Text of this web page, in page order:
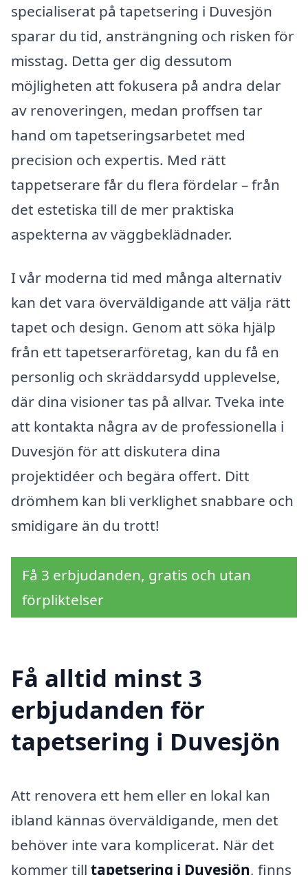
specialiserat på tapetsering i Duvesjön
sparar du tid, ansträngning och risken för
misstag. Detta ger dig dessutom
möjligheten att fokusera på andra delar
av renoveringen, medan proffsen tar
hand om tapetseringsarbetet med
precision och expertis. Med rätt
tappetserare får du flera fördelar – från
det estetiska till de mer praktiska
aspekterna av väggbeklädnader.
I vår moderna tid med många alternativ
kan det vara överväldigande att välja rätt
tapet och design. Genom att söka hjälp
från ett tapetserarföretag, kan du få en
personlig och skräddarsydd upplevelse,
där dina visioner tas på allvar. Tveka inte
att kontakta några av de professionella i
Duvesjön för att diskutera dina
projektidéer och begära offert. Ditt
drömhem kan bli verklighet snabbare och
smidigare än du trott!
Få 3 erbjudanden, gratis och utan
förpliktelser
Få alltid minst 3
erbjudanden för
tapetsering i Duvesjön
Att renovera ett hem eller en lokal kan
ibland kännas överväldigande, men det
behöver inte vara komplicerat. När det
kommer till tapetsering i Duvesjön, finns